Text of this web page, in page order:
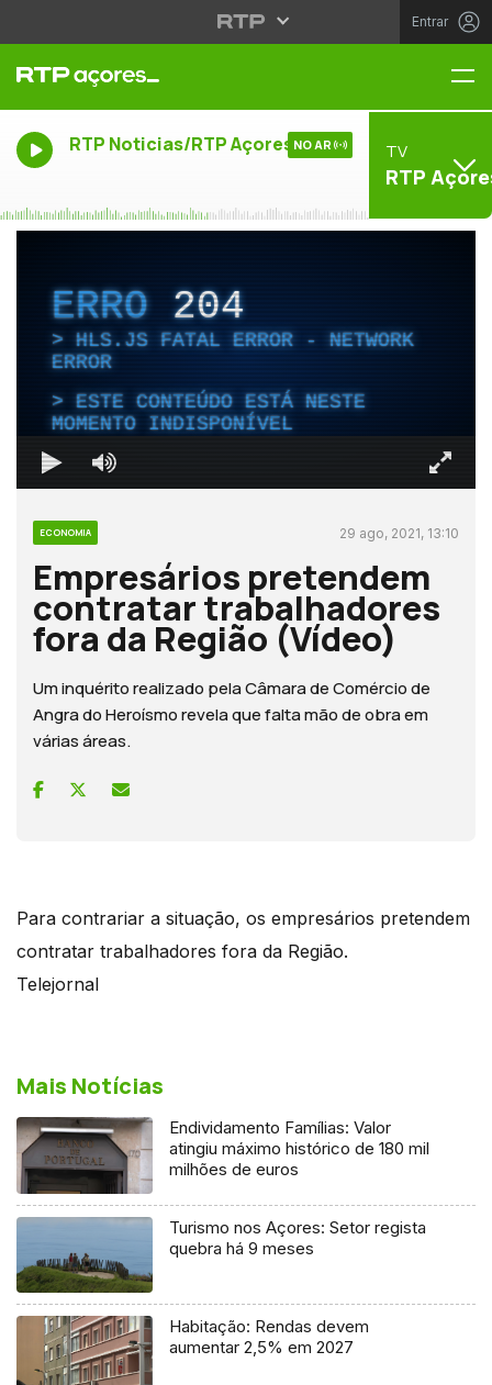
Entrar
RTP Noticias/RTP Açores NO AR TV
RTP
ERRO204
HLS.JS FATAL ERROR - NETWORK
ERROR
ESTE CONTEÚDO ESTÁ NESTE
MOMENTO INDISPONÍVEL
ECONOMIA 29 ago, 2021, 13:10
Empresários pretendem
contratar trabalhadores
fora da Região (Vídeo)
Um inquérito realizado pela Câmara de Comércio de
Angra do Heroísmo revela que falta mão de obra em
várias áreas.
Para contrariar a situação, os empresários pretendem
contratar trabalhadores fora da Região.
Telejornal
Mais Notícias
Endividamento Famílias: Valor
atingiu máximo histórico de 180 mil
milhões de euros
Turismo nos Açores: Setor regista
quebra há 9 meses
Habitação: Rendas devem
aumentar 2,5% em 2027